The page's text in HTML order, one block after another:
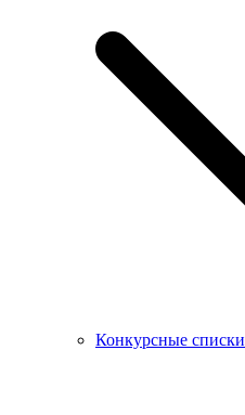
Конкурсные списки